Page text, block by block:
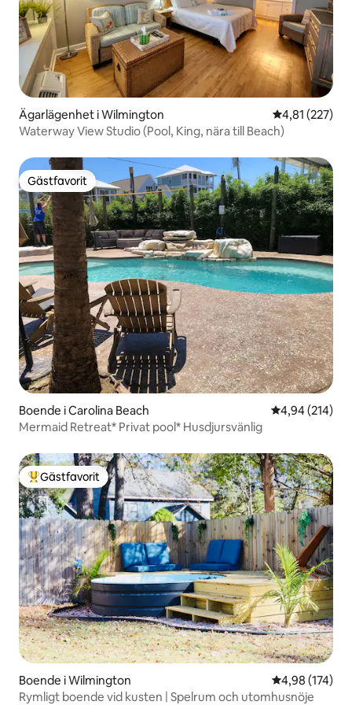
Ägarlägenhet i Wilmington 4,81 av 5 i
4,81 (227)
Waterway View Studio (Pool, King, nära till Beach)
Gästfavorit
Gästfavorit
Boende i Carolina Beach 4,94 av 5 i
4,94 (214)
Mermaid Retreat* Privat pool* Husdjursvänlig
Populär gästfavorit
Gästfavorit
Boende i Wilmington 4,98 av 5 i
4,98 (174)
Rymligt boende vid kusten | Spelrum och utomhusnöje